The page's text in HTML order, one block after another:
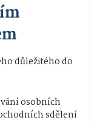
důležitého do
osobních
sdělení